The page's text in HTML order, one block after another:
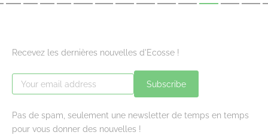
Recevez les dernières nouvelles d'Ecosse !
Subscribe
Pas de spam, seulement une newsletter de temps en temps
pour vous donner des nouvelles !